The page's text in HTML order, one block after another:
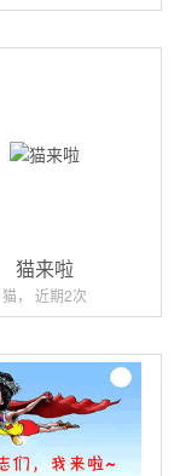
猫来啦
猫， 近期2次